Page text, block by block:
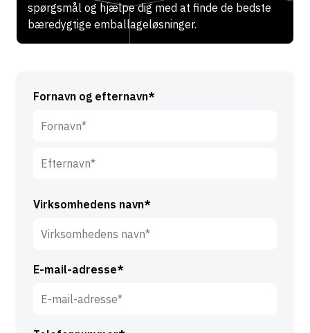
Fornavn og efternavn*
n
*
f
n
Virksomhedens navn*
E-mail-adresse*
spørgsmål og hjælpe dig med at finde de bedste
bæredygtige emballageløsninger.